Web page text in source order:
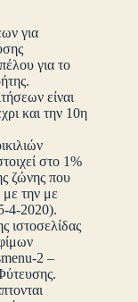
για
για το
είναι
και την 10η
στο 1%
ζώνης που
την με
4-2020).
ιστοσελίδας
2 –